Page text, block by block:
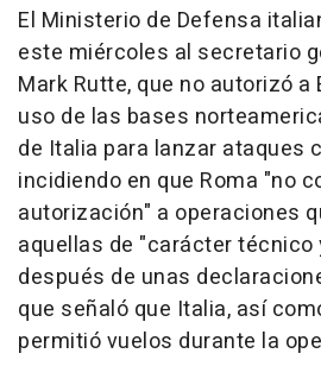
El Ministerio de Defensa
este miércoles al secretario
Mark Rutte, que no autorizó a
uso de las bases
de Italia para lanzar ataques
incidiendo en que Roma "no
autorización" a operaciones
aquellas de "carácter técnico
después de unas
que señaló que Italia, así
permitió vuelos durante la